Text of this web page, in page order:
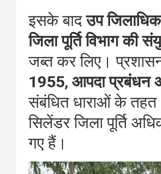
इसके बादउप
जिला पूर्ति विभाग की
जब्त कर लिए।
1955, आपदा प्रबंधन
संबंधित धाराओं के तहत
सिलेंडर जिला पूर्ति
गए हैं।